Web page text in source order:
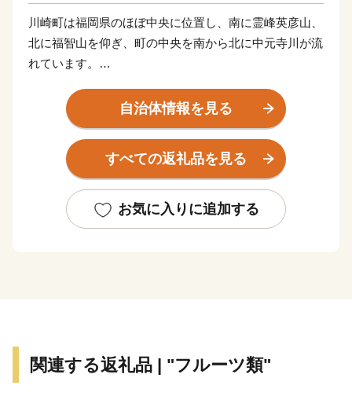
川崎町は福岡県のほぼ中央に位置し、南に霊峰英彦山、
北に福智山を仰ぎ、町の中央を南から北に中元寺川が流
れています。
この自然に恵まれた土地で育つ良質な農産物は町の自慢
自然と歴史が調和する川崎町。
ふるさと納税を通して川崎町を感じて頂ければ
とてもうれしく思います。
自治体情報を見る
すべての返礼品を見る
お気に入りに追加する
関連する返礼品 | "フルーツ類"